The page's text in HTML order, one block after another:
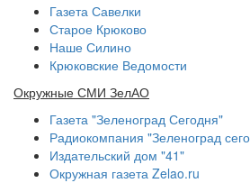
Газета Савелки
Старое Крюково
Наше Силино
Крюковские Ведомости
Окружные СМИ ЗелАО
Газета "Зеленоград Сегодня"
Радиокомпания "Зеленоград
Издательский дом "41"
Окружная газета Zelao.ru